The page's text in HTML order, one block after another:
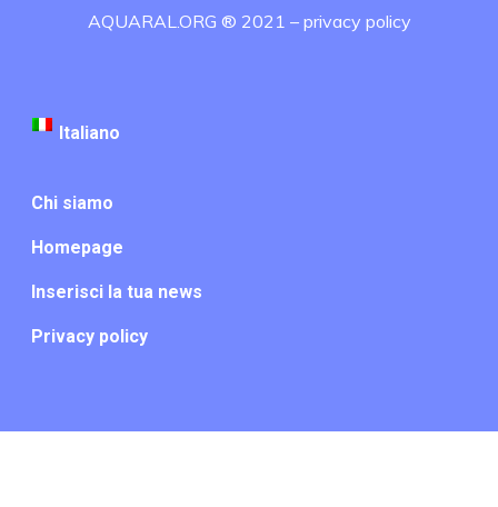
AQUARAL.ORG ® 2021 – privacy policy
Italiano
Chi siamo
Homepage
Inserisci la tua news
Privacy policy